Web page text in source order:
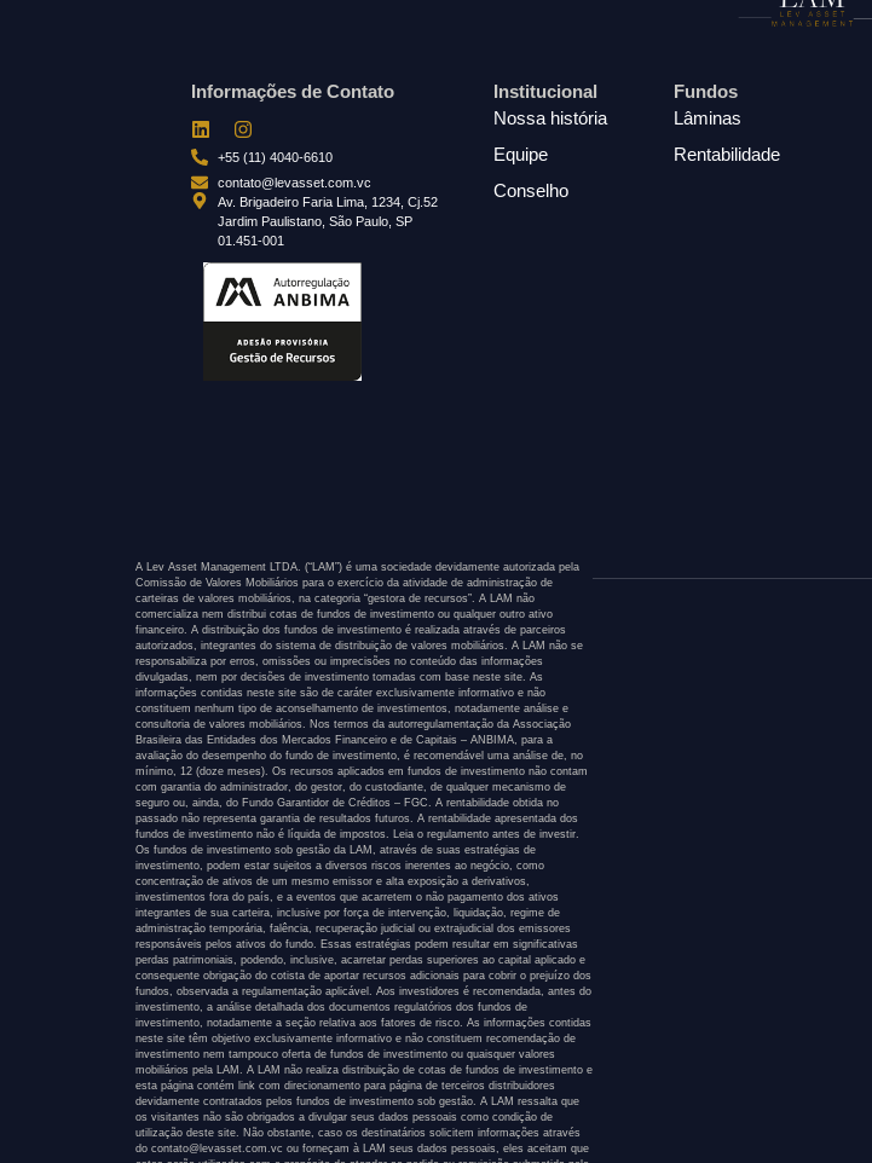
Informações de Contato
+55 (11) 4040-6610
contato@levasset.com.vc
Av. Brigadeiro Faria Lima, 1234, Cj.52
Jardim Paulistano, São Paulo, SP
01.451-001
Institucional
Nossa história
Equipe
Conselho
Fundos
Lâminas
Rentabilidade
A Lev Asset Management LTDA. (“LAM”) é uma sociedade devidamente autorizada pela
Comissão de Valores Mobiliários para o exercício da atividade de administração de
carteiras de valores mobiliários, na categoria “gestora de recursos”. A LAM não
comercializa nem distribui cotas de fundos de investimento ou qualquer outro ativo
financeiro. A distribuição dos fundos de investimento é realizada através de parceiros
autorizados, integrantes do sistema de distribuição de valores mobiliários. A LAM não se
responsabiliza por erros, omissões ou imprecisões no conteúdo das informações
divulgadas, nem por decisões de investimento tomadas com base neste site. As
informações contidas neste site são de caráter exclusivamente informativo e não
constituem nenhum tipo de aconselhamento de investimentos, notadamente análise e
consultoria de valores mobiliários. Nos termos da autorregulamentação da Associação
Brasileira das Entidades dos Mercados Financeiro e de Capitais – ANBIMA, para a
avaliação do desempenho do fundo de investimento, é recomendável uma análise de, no
mínimo, 12 (doze meses). Os recursos aplicados em fundos de investimento não contam
com garantia do administrador, do gestor, do custodiante, de qualquer mecanismo de
seguro ou, ainda, do Fundo Garantidor de Créditos – FGC. A rentabilidade obtida no
passado não representa garantia de resultados futuros. A rentabilidade apresentada dos
fundos de investimento não é líquida de impostos. Leia o regulamento antes de investir.
Os fundos de investimento sob gestão da LAM, através de suas estratégias de
investimento, podem estar sujeitos a diversos riscos inerentes ao negócio, como
concentração de ativos de um mesmo emissor e alta exposição a derivativos,
investimentos fora do país, e a eventos que acarretem o não pagamento dos ativos
integrantes de sua carteira, inclusive por força de intervenção, liquidação, regime de
administração temporária, falência, recuperação judicial ou extrajudicial dos emissores
responsáveis pelos ativos do fundo. Essas estratégias podem resultar em significativas
perdas patrimoniais, podendo, inclusive, acarretar perdas superiores ao capital aplicado e
consequente obrigação do cotista de aportar recursos adicionais para cobrir o prejuízo dos
fundos, observada a regulamentação aplicável. Aos investidores é recomendada, antes do
investimento, a análise detalhada dos documentos regulatórios dos fundos de
investimento, notadamente a seção relativa aos fatores de risco. As informações contidas
neste site têm objetivo exclusivamente informativo e não constituem recomendação de
investimento nem tampouco oferta de fundos de investimento ou quaisquer valores
mobiliários pela LAM. A LAM não realiza distribuição de cotas de fundos de investimento e
esta página contém link com direcionamento para página de terceiros distribuidores
devidamente contratados pelos fundos de investimento sob gestão. A LAM ressalta que
os visitantes não são obrigados a divulgar seus dados pessoais como condição de
utilização deste site. Não obstante, caso os destinatários solicitem informações através
do contato@levasset.com.vc ou forneçam à LAM seus dados pessoais, eles aceitam que